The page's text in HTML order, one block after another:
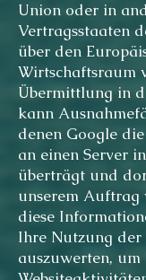
Union oder in
Vertragsstaaten
über den
Wirtschaftsraum
Übermittlung in
kann
denen Google
an einen Server
überträgt und
unserem Auftrag
diese
Ihre Nutzung der
auszuwerten, um